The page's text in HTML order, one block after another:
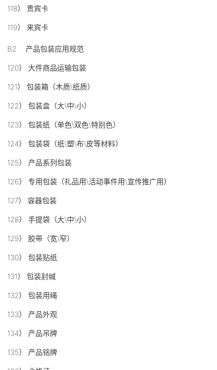
118） 贵宾卡
119） 来宾卡
B2 产品包装应用规范
120） 大件商品运输包装
121） 包装箱（木质\纸质）
122） 包装盒（大\中\小）
123） 包装纸（单色\双色\特别色）
124） 包装袋（纸\塑\布\皮等材料）
125） 产品系列包装
126） 专用包装（礼品用\活动事件用\宣传推广用）
127） 容器包装
128） 手提袋（大\中\小）
129） 胶带（宽\窄）
130） 包装贴纸
131） 包装封缄
132） 包装用绳
133） 产品外观
134） 产品吊牌
135） 产品铭牌